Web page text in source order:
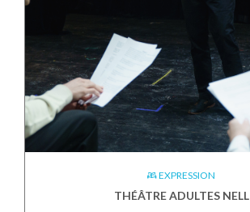
EXPRESSION
THÉÂTRE ADULTES NELL